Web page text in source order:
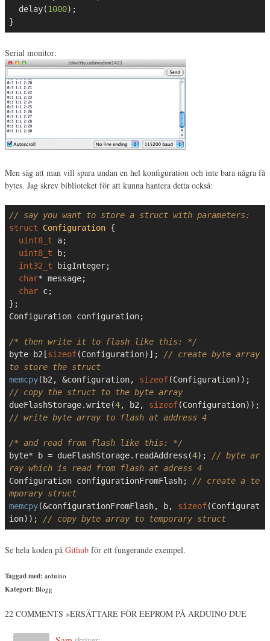
  delay(
1000);
}
Serial monitor:
Men säg att man vill spara undan en hel konfiguration och inte bara några få
bytes. Jag skrev biblioteket för att kunna hantera detta också:
// say you want to store a struct with parameters:
struct
Configuration {
uint8_t a;
uint8_t b;
int32_t bigInteger;
char* message;
char c;
};
Configuration configuration;
/* then write it to flash like this: */
byte b2[sizeof(Configuration)]; // create byte array
to store the struct
memcpy(b2, &configuration, sizeof
// copy the struct to the byte array
dueFlashStorage.write(4, b2, sizeof
// write byte array to flash at address 4
/* and read from flash like this: */
byte* b = dueFlashStorage.readAddress(4); // byte ar
ray which is read from flash at adress 4
Configuration configurationFromFlash; // create a te
mporary struct
memcpy(&configurationFromFlash, b, sizeof(Configurat
ion)); // copy byte array to temporary struct
Se hela koden på Github för ett fungerande exempel.
Taggad med: arduino
Kategori: Blogg
22 COMMENTS »ERSÄTTARE FÖR EEPROM PÅ ARDUINO DUE